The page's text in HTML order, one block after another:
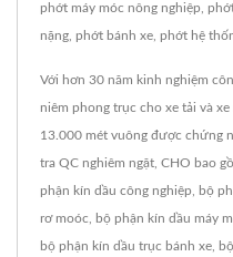
phớt máy móc nông nghiệp,
nặng, phớt bánh xe, phớt hệ
Với hơn 30 năm kinh nghiệm
niêm phong trục cho xe tải và
13.000 mét vuông được chứng
tra QC nghiêm ngặt, CHO bao
phận kín dầu công nghiệp, bộ
rơ moóc, bộ phận kín dầu máy
bộ phận kín dầu trục bánh xe,